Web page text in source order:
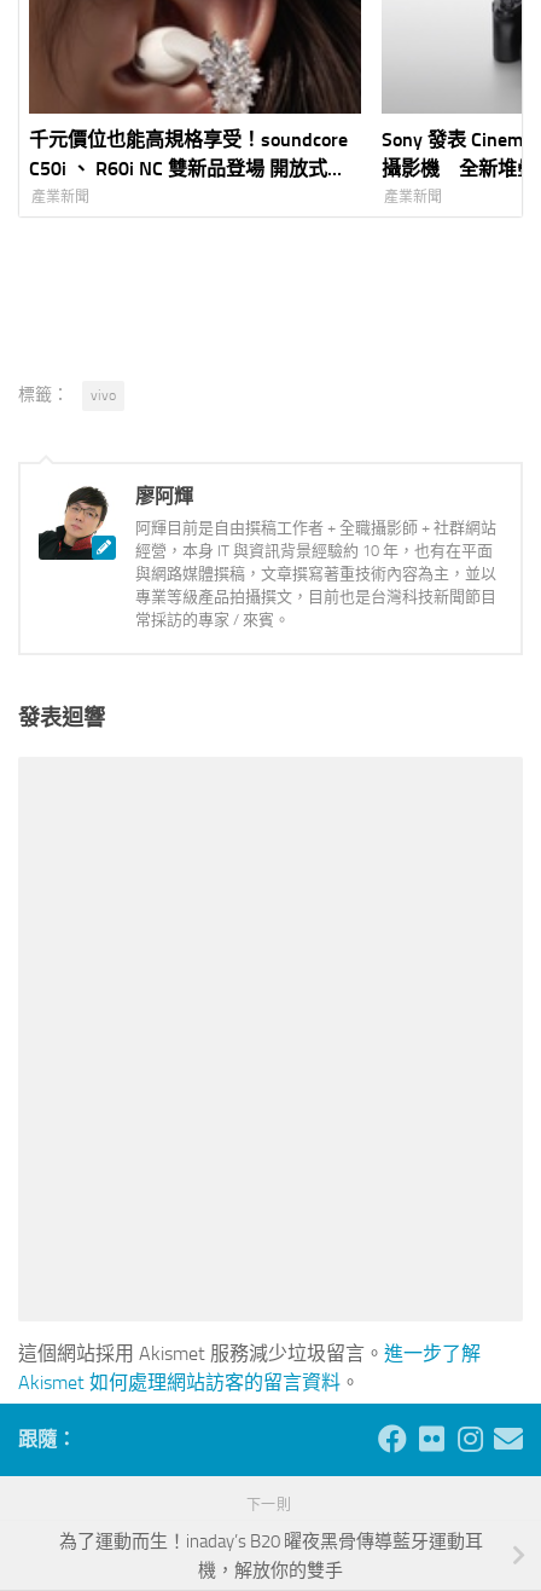
千元價位也能高規格享受！soundcore
C50i 、 R60i NC 雙新品登場 開放式輕
量佩戴、強效主動降噪一次到位 7-
產業新聞
Sony 發表 Cinema
攝影機 全新堆疊
Open Gate 與機身
產業新聞
標籤： vivo
廖阿輝
阿輝目前是自由撰稿工作者 + 全職攝影師 + 社群網站
經營，本身 IT 與資訊背景經驗約 10 年，也有在平面
與網路媒體撰稿，文章撰寫著重技術內容為主，並以
專業等級產品拍攝撰文，目前也是台灣科技新聞節目
常採訪的專家 / 來賓。
發表迴響
這個網站採用 Akismet 服務減少垃圾留言。 進一步了解
Akismet 如何處理網站訪客的留言資料 。
跟隨：
下一則
為了運動而生！inaday’s B20 曜夜黑骨傳導藍牙運動耳
機，解放你的雙手